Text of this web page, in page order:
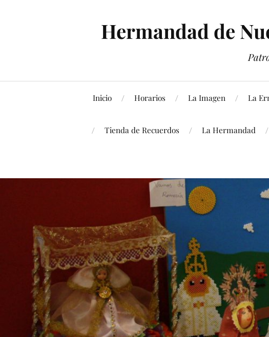
Hermandad de
Inicio Horarios La Imagen La
Tienda de Recuerdos La Hermandad